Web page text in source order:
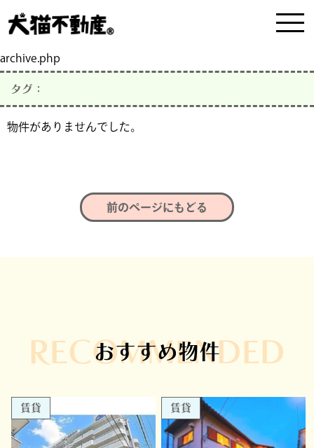
archive.php
タグ：
物件がありませんでした。
前のページにもどる
RECOMMENDED
おすすめ物件
賃貸 賃貸